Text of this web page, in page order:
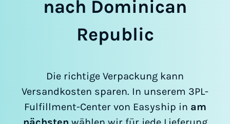
nach Dominican
Republic
Die richtige Verpackung kann
Versandkosten sparen. In unserem 3PL-
Fulfillment-Center von Easyship in am